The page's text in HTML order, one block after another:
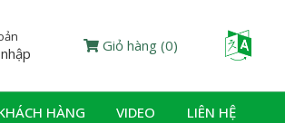
Giỏ hàng(0)
HÀNG VIDEO LIÊN HỆ